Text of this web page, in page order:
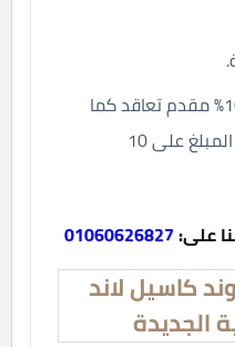
طرق الدفع والتقسيط : 10% مقدم تعاقد كما
يتم تقسيط المتبقي من المبلغ على 10
على:01060626827
كاسيل لاند
الجديدة